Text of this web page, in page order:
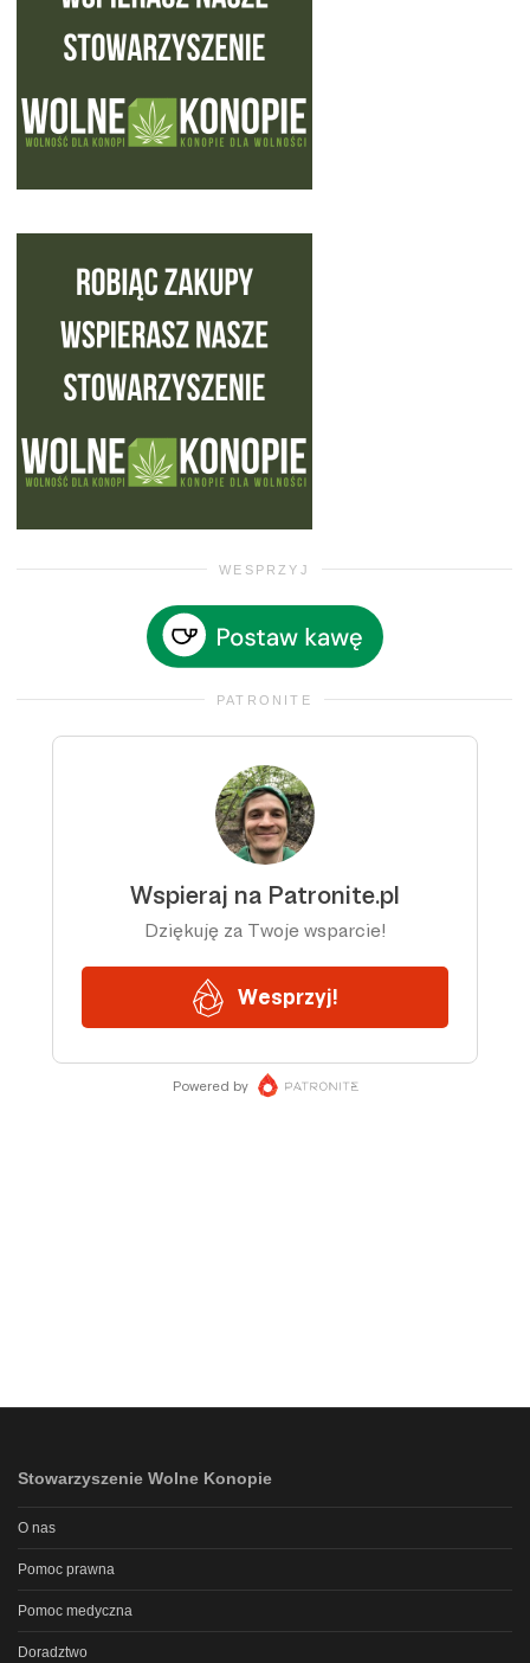
WESPRZYJ
PATRONITE
Stowarzyszenie Wolne Konopie
O nas
Pomoc prawna
Pomoc medyczna
Doradztwo